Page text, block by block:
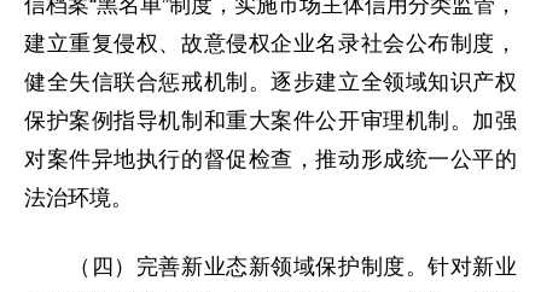
信档案“黑名单”制度，实施市场主体信用分类监管，
建立重复侵权、故意侵权企业名录社会公布制度，
健全失信联合惩戒机制。逐步建立全领域知识产权
保护案例指导机制和重大案件公开审理机制。加强
对案件异地执行的督促检查，推动形成统一公平的
法治环境。
（四）完善新业态新领域保护制度。针对新业